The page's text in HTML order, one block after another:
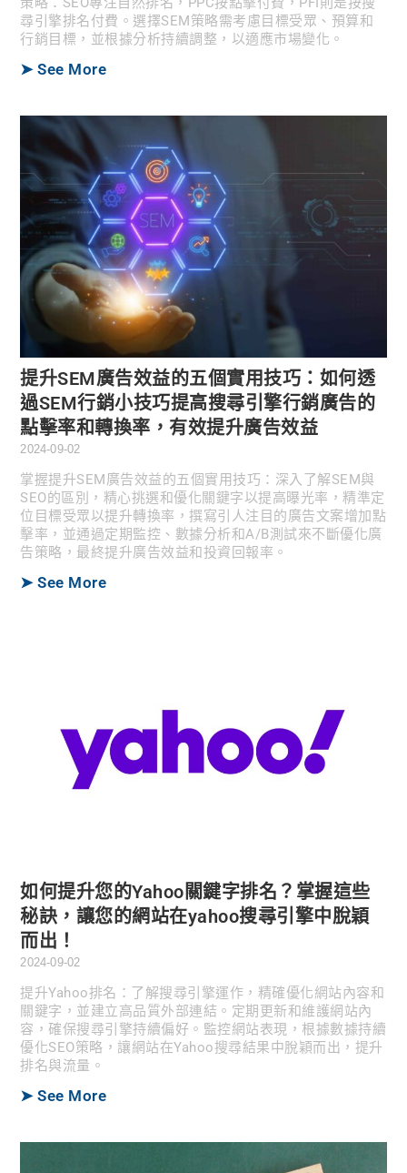
尋引擎排名付費。選擇SEM策略需考慮目標受眾、預算和
行銷目標，並根據分析持續調整，以適應市場變化。
➤ See More
提升SEM廣告效益的五個實用技巧：如何透
過SEM行銷小技巧提高搜尋引擎行銷廣告的
點擊率和轉換率，有效提升廣告效益
2024-09-02
掌握提升SEM廣告效益的五個實用技巧：深入了解SEM與
SEO的區別，精心挑選和優化關鍵字以提高曝光率，精準定
位目標受眾以提升轉換率，撰寫引人注目的廣告文案增加點
擊率，並通過定期監控、數據分析和A/B測試來不斷優化廣
告策略，最終提升廣告效益和投資回報率。
➤ See More
如何提升您的Yahoo關鍵字排名？掌握這些
秘訣，讓您的網站在yahoo搜尋引擎中脫穎
而出！
2024-09-02
提升Yahoo排名：了解搜尋引擎運作，精確優化網站內容和
關鍵字，並建立高品質外部連結。定期更新和維護網站內
容，確保搜尋引擎持續偏好。監控網站表現，根據數據持續
優化SEO策略，讓網站在Yahoo搜尋結果中脫穎而出，提升
排名與流量。
➤ See More